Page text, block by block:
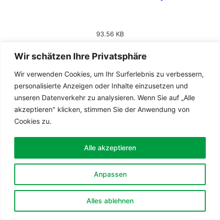
Wir schätzen Ihre Privatsphäre
Wir verwenden Cookies, um Ihr Surferlebnis zu verbessern,
personalisierte Anzeigen oder Inhalte einzusetzen und
unseren Datenverkehr zu analysieren. Wenn Sie auf „Alle
akzeptieren" klicken, stimmen Sie der Anwendung von
Cookies zu.
Anpassen
Alles ablehnen
Alle akzeptieren
93.56 KB
2025_03_16 – Reminiszere.pdf
2025_03_09 – Invokavit.pdf
215.34 KB